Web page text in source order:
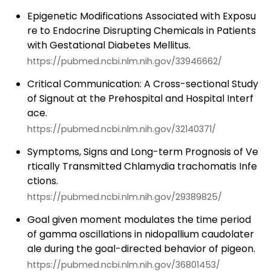
Epigenetic Modifications Associated with Exposu
re to Endocrine Disrupting Chemicals in Patients
with Gestational Diabetes Mellitus.
https://pubmed.ncbi.nlm.nih.gov/33946662/
Critical Communication: A Cross-sectional Study
of Signout at the Prehospital and Hospital Interf
ace.
https://pubmed.ncbi.nlm.nih.gov/32140371/
Symptoms, Signs and Long-term Prognosis of Ve
rtically Transmitted Chlamydia trachomatis Infe
ctions.
https://pubmed.ncbi.nlm.nih.gov/29389825/
Goal given moment modulates the time period
of gamma oscillations in nidopallium caudolater
ale during the goal-directed behavior of pigeon.
https://pubmed.ncbi.nlm.nih.gov/36801453/